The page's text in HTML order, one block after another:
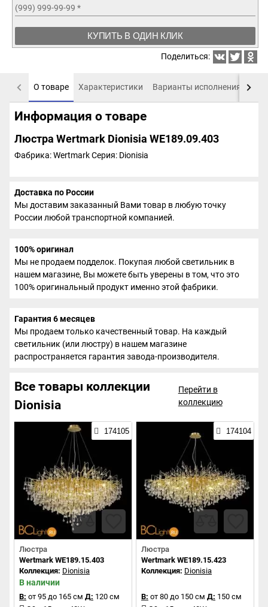
(999) 999-99-99 *
КУПИТЬ В ОДИН КЛИК
Поделиться:
О товаре Характеристики Варианты исполнения
Информация о товаре
Люстра Wertmark Dionisia WE189.09.403
Фабрика: WertmarkСерия: Dionisia
Доставка по России
Мы доставим заказанный Вами товар в любую точку
России любой транспортной компанией.
100% оригинал
Мы не продаем подделок. Покупая любой светильник в
нашем магазине, Вы можете быть уверены в том, что это
100% оригинальный продукт именно этой фабрики.
Гарантия 6 месяцев
Мы продаем только качественный товар. На каждый
светильник (или люстру) в нашем магазине
распространяется гарантия завода-производителя.
Все товары коллекции
Dionisia
Перейти в
коллекцию
174105
Люстра
Wertmark WE189.15.403
Коллекция: Dionisia
В наличии
В: от 95 до 165 см Д: 120 см
174104
Люстра
Wertmark WE189.15.423
Коллекция: Dionisia
В: от 80 до 150 см Д: 150 см